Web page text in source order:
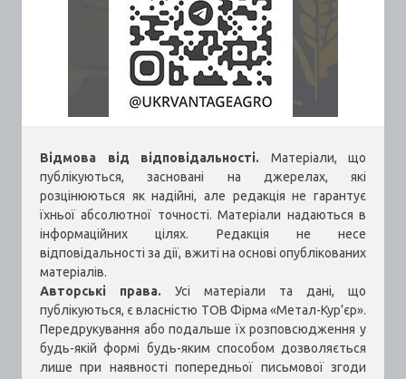
Відмова від відповідальності. Матеріали, що
публікуються, засновані на джерелах, які
розцінюються як надійні, але редакція не гарантує
їхньої абсолютної точності. Матеріали надаються в
інформаційних цілях. Редакція не несе
відповідальності за дії, вжиті на основі опублікованих
матеріалів.
Авторські права. Усі матеріали та дані, що
публікуються, є власністю ТОВ Фірма «Метал-Кур’єр».
Передрукування або подальше їх розповсюдження у
будь-якій формі будь-яким способом дозволяється
лише при наявності попередньої письмової згоди